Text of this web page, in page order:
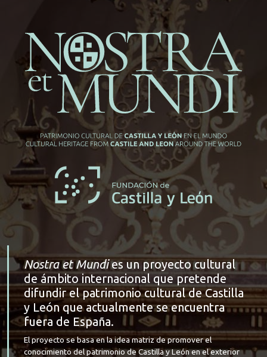
Nostra et Mundies un proyecto cultural
de ámbito internacional que pretende
difundir el patrimonio cultural de Castilla
y León que actualmente se encuentra
fuera de España.
El proyecto se basa en la idea matriz de promover el
conocimiento del patrimonio de Castilla y León en el exterior